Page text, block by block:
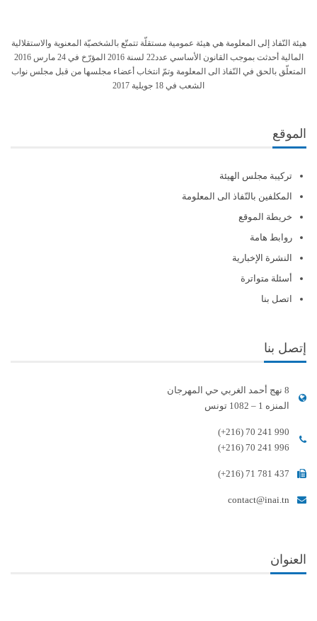
هيئة النّفاذ إلى المعلومة هي هيئة عمومية مستقلّة تتمتّع بالشخصيّة المعنوية والاستقلالية
المالية أحدثت بموجب القانون الأساسي عدد22 لسنة 2016 المؤرّخ في 24 مارس 2016
المتعلّق بالحق في النّفاذ الى المعلومة وتمّ انتخاب أعضاء مجلسها من قبل مجلس نواب
الشعب في 18 جويلية 2017
الموقع
تركيبة مجلس الهيئة
المكلفين بالنّفاذ الى المعلومة
خريطة الموقع
روابط هامة
النشرة الإخبارية
أسئلة متواترة
اتصل بنا
إتصل بنا
8 نهج أحمد الغربي حي المهرجان
المنزه 1 – 1082 تونس
(+216) 70 241 990
(+216) 70 241 996
(+216) 71 781 437
contact@inai.tn
العنوان